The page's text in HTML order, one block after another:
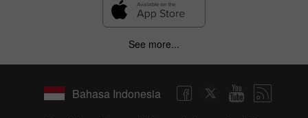
See more...
Bahasa Indonesia